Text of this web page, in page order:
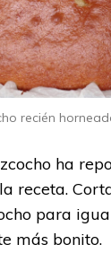
recién
ha
receta.
para
más bonito.